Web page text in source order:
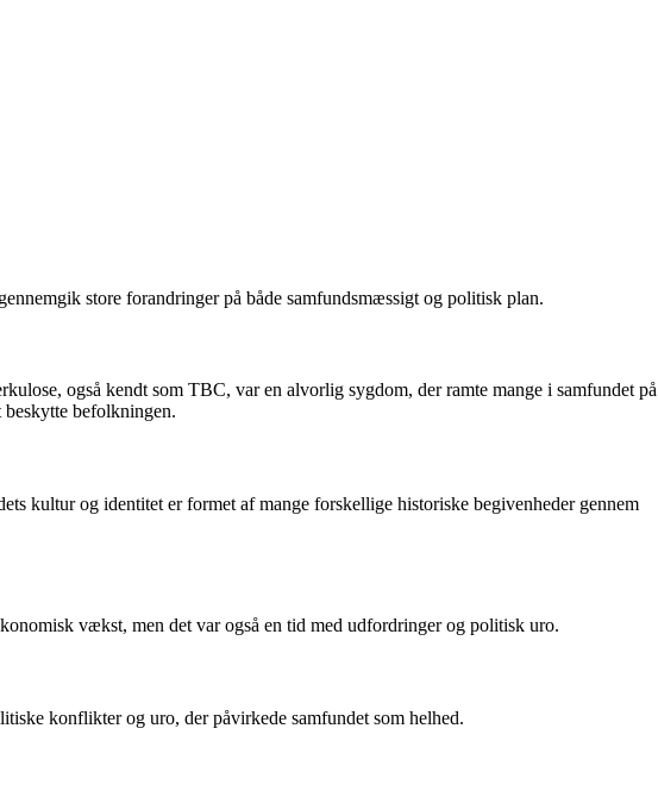
store forandringer på både samfundsmæssigt og politisk plan.
også kendt som TBC, var en alvorlig sygdom, der ramte mange i samfundet på
befolkningen.
kultur og identitet er formet af mange forskellige historiske begivenheder gennem
vækst, men det var også en tid med udfordringer og politisk uro.
konflikter og uro, der påvirkede samfundet som helhed.